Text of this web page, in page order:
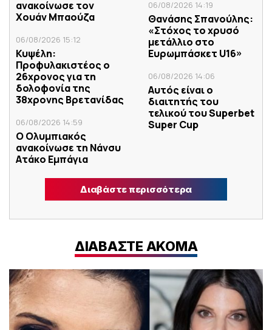
ανακοίνωσε τον
Χουάν Μπαούζα
06/08/2026 15:12
Κυψέλη:
Προφυλακιστέος ο
26χρονος για τη
δολοφονία της
38χρονης Βρετανίδας
06/08/2026 14:59
Ο Ολυμπιακός
ανακοίνωσε τη Νάνσυ
Ατάκο Εμπάγια
06/08/2026 14:19
Θανάσης Σπανούλης:
«Στόχος το χρυσό
μετάλλιο στο
Ευρωμπάσκετ U16»
06/08/2026 14:06
Αυτός είναι ο
διαιτητής του
τελικού του Superbet
Super Cup
Διαβάστε περισσότερα
ΔΙΑΒΑΣΤΕ ΑΚΟΜΑ